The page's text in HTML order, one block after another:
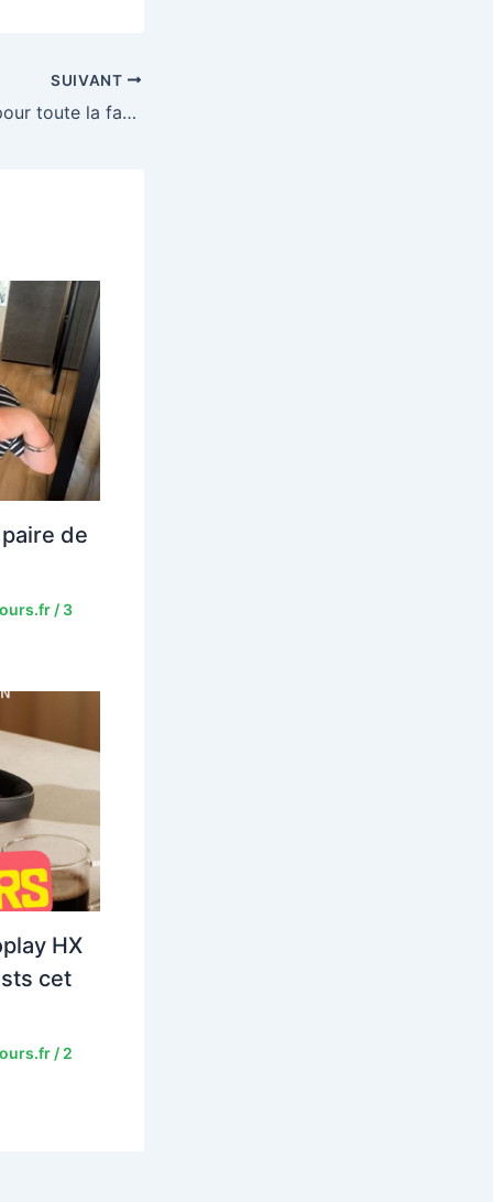
SUIVANT
Gagnez une nuit pour toute la famille dans l’un des hôtels au pied du Mont-Blanc !
de
/ 3
HX
cet
/ 2